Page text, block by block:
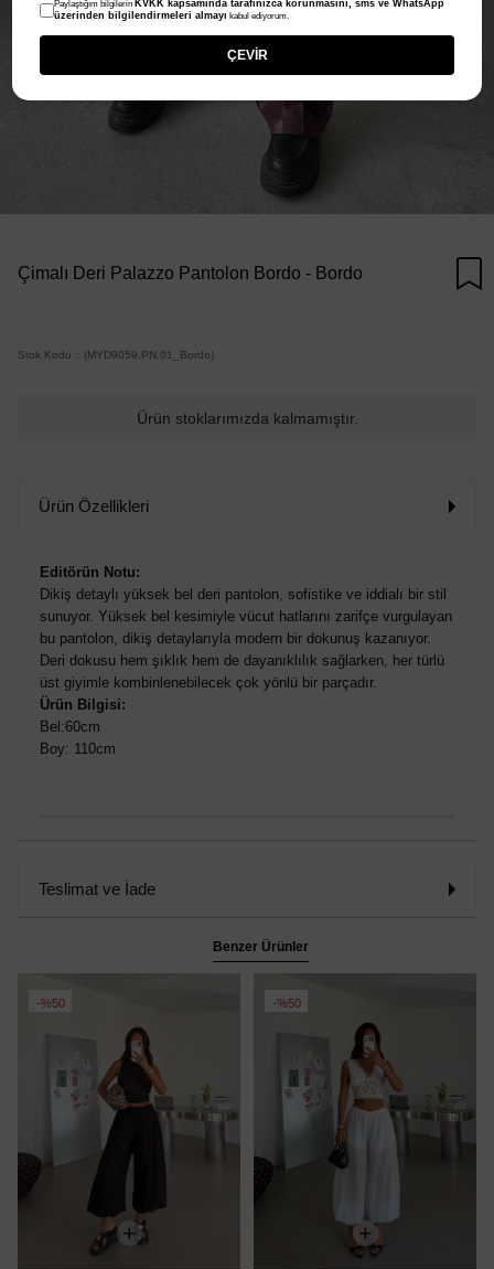
Çimalı Deri Palazzo Pantolon Bordo - Bordo
Stok Kodu (MYD9059.PN.01_Bordo)
Ürün stoklarımızda kalmamıştır.
Ürün Özellikleri
Editörün Notu:
Dikiş detaylı yüksek bel deri pantolon, sofistike ve iddialı bir stil
sunuyor. Yüksek bel kesimiyle vücut hatlarını zarifçe vurgulayan
bu pantolon, dikiş detaylarıyla modern bir dokunuş kazanıyor.
Deri dokusu hem şıklık hem de dayanıklılık sağlarken, her türlü
üst giyimle kombinlenebilecek çok yönlü bir parçadır.
Ürün Bilgisi:
Bel:60cm
Boy: 110cm
Teslimat ve İade
Benzer Ürünler
%50 %50
Paylaştığım bilgilerin KVKK kapsamında tarafınızca korunmasını, sms ve WhatsApp
üzerinden bilgilendirmeleri almayı kabul ediyorum.
ÇEVİR